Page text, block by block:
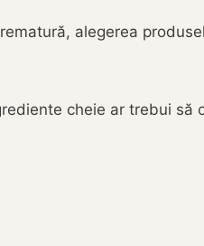
alegerea
cheie ar trebui să